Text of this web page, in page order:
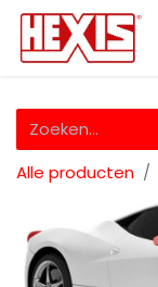
Alle producten